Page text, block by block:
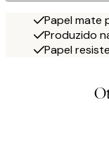
Papel mate
Produzido
Papel